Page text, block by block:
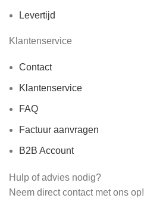
Levertijd
Klantenservice
Contact
Klantenservice
FAQ
Factuur aanvragen
B2B Account
Hulp of advies nodig?
Neem direct contact met ons op!